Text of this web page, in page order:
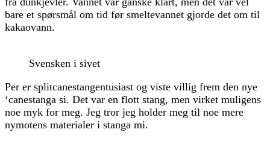
bare et spørsmål om tid før smeltevannet gjorde det om til
kakaovann.
Svensken i sivet
Per er splitcanestangentusiast og viste villig frem den nye
‘canestanga si. Det var en flott stang, men virket muligens
noe myk for meg. Jeg tror jeg holder meg til noe mere
nymotens materialer i stanga mi.